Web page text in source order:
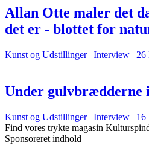
Allan Otte maler det
det er - blottet for
Kunst og Udstillinger| Interview | 26
Under gulvbrædderne
Kunst og Udstillinger| Interview | 16
Find vores trykte magasin
Sponsoreret indhold